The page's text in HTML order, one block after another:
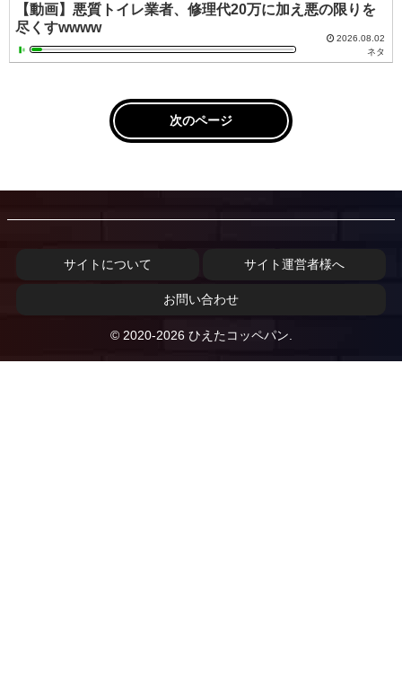
【動画】悪質トイレ業者、修理代20万に加え悪の限りを
尽くすwwww
2026.08.02
ネタ
次のページ
サイトについて サイト運営者様へ
お問い合わせ
© 2020-2026 ひえたコッペパン.